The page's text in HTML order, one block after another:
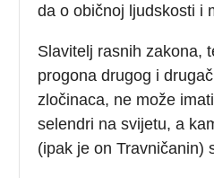
da o običnoj ljudskosti i
Slavitelj rasnih zakona,
progona drugog i
zločinaca, ne može
selendri na svijetu, a
(ipak je on Travničanin)